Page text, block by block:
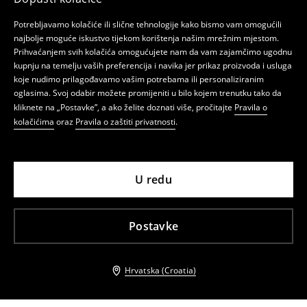
Potrebljavamo kolačiće ili slične tehnologije kako bismo vam omogućili
najbolje moguće iskustvo tijekom korištenja našim mrežnim mjestom.
Prihvaćanjem svih kolačića omogućujete nam da vam zajamčimo ugodnu
kupnju na temelju vaših preferencija i navika jer prikaz proizvoda i usluga
koje nudimo prilagođavamo vašim potrebama ili personaliziranim
oglasima. Svoj odabir možete promijeniti u bilo kojem trenutku tako da
kliknete na „Postavke”, a ako želite doznati više, pročitajte Pravila o
kolačićima oraz Pravila o zaštiti privatnosti.
Postavke
U redu
Hrvatska (Croatia)